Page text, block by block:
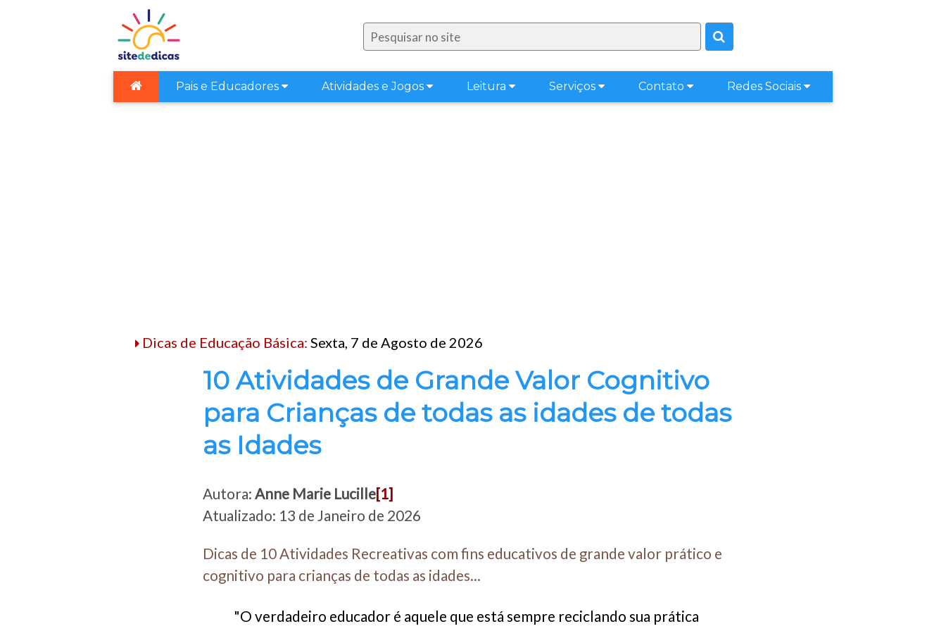
Pais e Educadores Atividades e Jogos Leitura Serviços Contato Redes Sociais
Dicas de Educação Básica: Sexta, 7 de Agosto de 2026
10 Atividades de Grande Valor Cognitivo
para Crianças de todas as idades de todas
as Idades
Autora: Anne Marie Lucille[1]
Atualizado: 13 de Janeiro de 2026
Dicas de 10 Atividades Recreativas com fins educativos de grande valor prático e
cognitivo para crianças de todas as idades...
"O verdadeiro educador é aquele que está sempre reciclando sua prática